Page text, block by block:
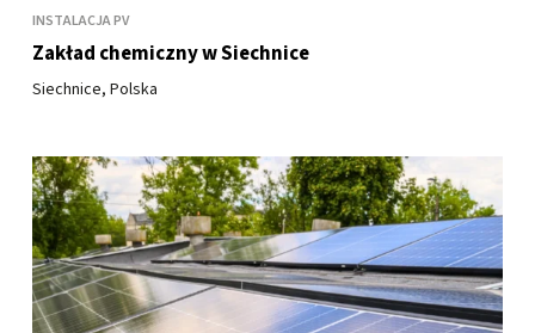
INSTALACJA PV
Zakład chemiczny w Siechnice
Siechnice, Polska